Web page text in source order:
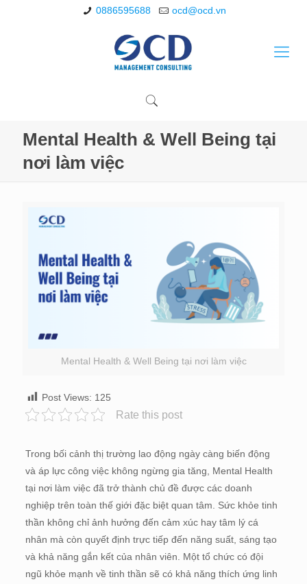
0886595688 ocd@ocd.vn
Mental Health & Well Being tại
nơi làm việc
Mental Health & Well Being tại nơi làm việc
Post Views: 125
Rate this post
Trong bối cảnh thị trường lao động ngày càng biến động
và áp lực công việc không ngừng gia tăng, Mental Health
tại nơi làm việc đã trở thành chủ đề được các doanh
nghiệp trên toàn thế giới đặc biệt quan tâm. Sức khỏe tinh
thần không chỉ ảnh hưởng đến cảm xúc hay tâm lý cá
nhân mà còn quyết định trực tiếp đến năng suất, sáng tạo
và khả năng gắn kết của nhân viên. Một tổ chức có đội
ngũ khỏe mạnh về tinh thần sẽ có khả năng thích ứng linh